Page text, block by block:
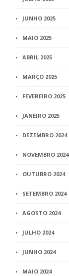
JUNHO 2025
MAIO 2025
ABRIL 2025
MARÇO 2025
FEVEREIRO 2025
JANEIRO 2025
DEZEMBRO 2024
NOVEMBRO 2024
OUTUBRO 2024
SETEMBRO 2024
AGOSTO 2024
JULHO 2024
JUNHO 2024
MAIO 2024